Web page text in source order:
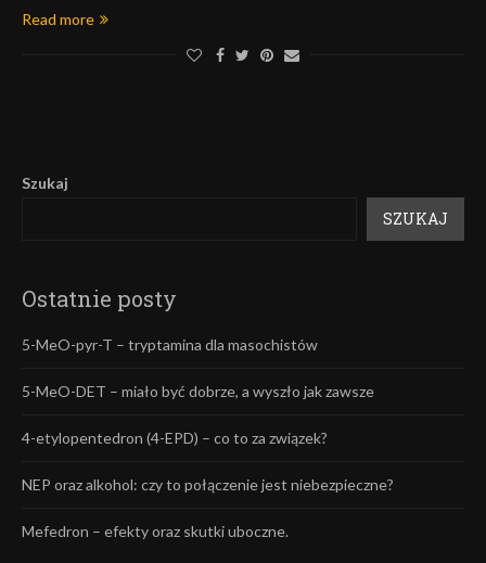
Read more
Szukaj
SZUKAJ
Ostatnie posty
5-MeO-pyr-T – tryptamina dla masochistów
5-MeO-DET – miało być dobrze, a wyszło jak zawsze
4-etylopentedron (4-EPD) – co to za związek?
NEP oraz alkohol: czy to połączenie jest niebezpieczne?
Mefedron – efekty oraz skutki uboczne.